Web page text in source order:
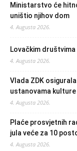
Ministarstvo će
uništio njihov dom
4. Augusta 2026.
Lovačkim
4. Augusta 2026.
Vlada ZDK
ustanovama kulture
4. Augusta 2026.
Plaće prosvjetnih
jula veće za 10
4. Augusta 2026.